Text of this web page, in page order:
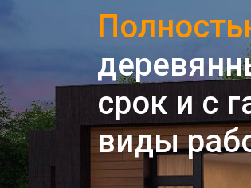
срок и с
виды